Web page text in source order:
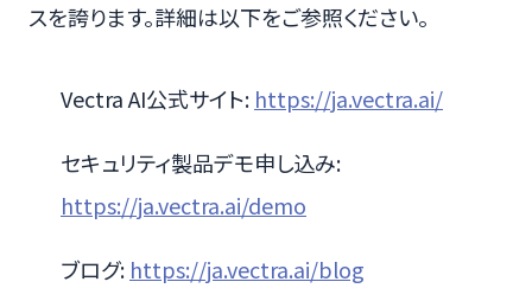
スを誇ります。詳細は以下をご参照ください。
Vectra AI公式サイト: https://ja.vectra.ai/
セキュリティ製品デモ申し込み:
https://ja.vectra.ai/demo
ブログ: https://ja.vectra.ai/blog